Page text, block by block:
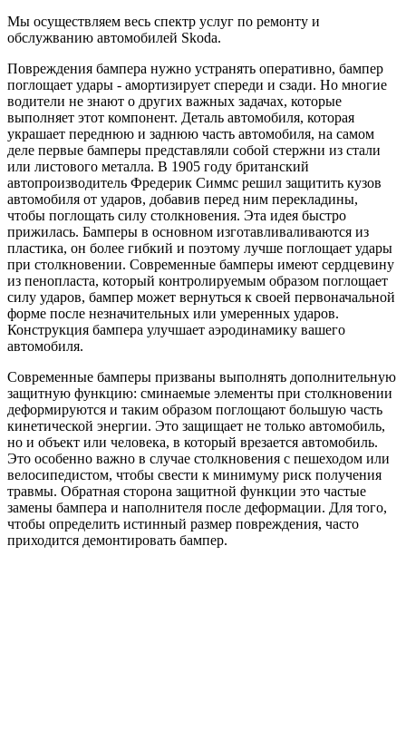
Мы осуществляем весь спектр услуг по ремонту и
обслужванию автомобилей Skoda.
Повреждения бампера нужно устранять оперативно, бампер
поглощает удары - амортизирует спереди и сзади. Но многие
водители не знают о других важных задачах, которые
выполняет этот компонент. Деталь автомобиля, которая
украшает переднюю и заднюю часть автомобиля, на самом
деле первые бамперы представляли собой стержни из стали
или листового металла. В 1905 году британский
автопроизводитель Фредерик Симмс решил защитить кузов
автомобиля от ударов, добавив перед ним перекладины,
чтобы поглощать силу столкновения. Эта идея быстро
прижилась. Бамперы в основном изготавливаливаются из
пластика, он более гибкий и поэтому лучше поглощает удары
при столкновении. Современные бамперы имеют сердцевину
из пенопласта, который контролируемым образом поглощает
силу ударов, бампер может вернуться к своей первоначальной
форме после незначительных или умеренных ударов.
Конструкция бампера улучшает аэродинамику вашего
автомобиля.
Современные бамперы призваны выполнять дополнительную
защитную функцию: сминаемые элементы при столкновении
деформируются и таким образом поглощают большую часть
кинетической энергии. Это защищает не только автомобиль,
но и объект или человека, в который врезается автомобиль.
Это особенно важно в случае столкновения с пешеходом или
велосипедистом, чтобы свести к минимуму риск получения
травмы. Обратная сторона защитной функции это частые
замены бампера и наполнителя после деформации. Для того,
чтобы определить истинный размер повреждения, часто
приходится демонтировать бампер.